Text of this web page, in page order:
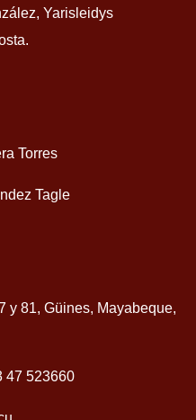
Yarisleidys
Torres
Tagle
y 81, Güines, Mayabeque,
47 523660